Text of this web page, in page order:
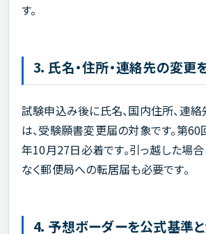
す。
3．氏名・住所・連絡先の変更
試験申込み後に氏名、国内住所、連
は、受験願書変更届の対象です。第
年10月27日必着です。引っ越した場
なく郵便局への転居届も必要です。
4．予想ボーダーを公式基準